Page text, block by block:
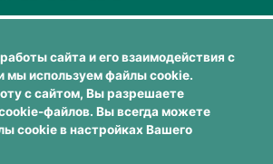
сайта и его взаимодействия с
мы используем файлы cookie.
с сайтом, Вы разрешаете
файлов. Вы всегда можете
cookie в настройках Вашего